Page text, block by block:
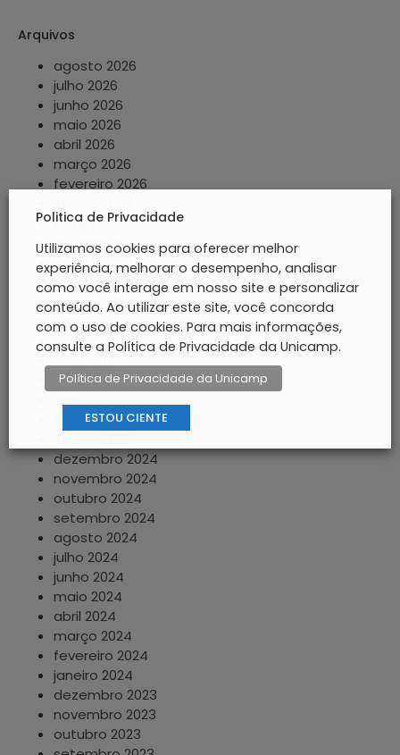
Arquivos
agosto 2026
julho 2026
junho 2026
maio 2026
abril 2026
março 2026
fevereiro 2026
dezembro 2025
novembro 2025
outubro 2025
setembro 2025
agosto 2025
julho 2025
junho 2025
abril 2025
fevereiro 2025
dezembro 2024
novembro 2024
outubro 2024
setembro 2024
agosto 2024
julho 2024
junho 2024
maio 2024
abril 2024
março 2024
fevereiro 2024
janeiro 2024
dezembro 2023
novembro 2023
outubro 2023
Politica de Privacidade
Utilizamos cookies para oferecer melhor
experiência, melhorar o desempenho, analisar
como você interage em nosso site e personalizar
conteúdo. Ao utilizar este site, você concorda
com o uso de cookies. Para mais informações,
consulte a Política de Privacidade da Unicamp.
Política de Privacidade da Unicamp
ESTOU CIENTE